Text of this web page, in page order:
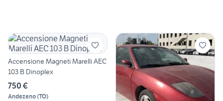
Accensione Magneti Marelli AEC
103 B Dinoplex
750 €
Andezeno(TO)